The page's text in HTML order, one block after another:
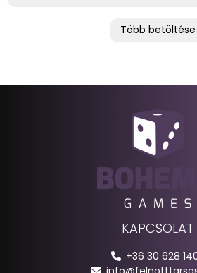
Több betöltése
KAPCSOLAT
+36 30 628